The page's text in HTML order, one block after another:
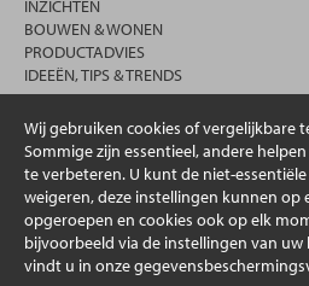
Wij gebruiken cookies of vergelijkbare
Sommige zijn essentieel, andere
te verbeteren. U kunt de niet-
weigeren, deze instellingen kunnen op
opgeroepen en cookies ook op elk
bijvoorbeeld via de instellingen van
vindt u in onze
INZICHTEN
BOUWEN & WONEN
PRODUCTADVIES
IDEEËN, TIPS & TRENDS